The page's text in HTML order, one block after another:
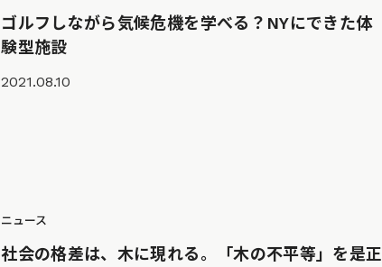
ゴルフしながら気候危機を学べる？NYにできた体
験型施設
2021.08.10
ニュース
社会の格差は、木に現れる。「木の不平等」を是正